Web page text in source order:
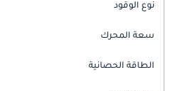
نوع الوقود
سعة المحرك
الطاقة الحصانية